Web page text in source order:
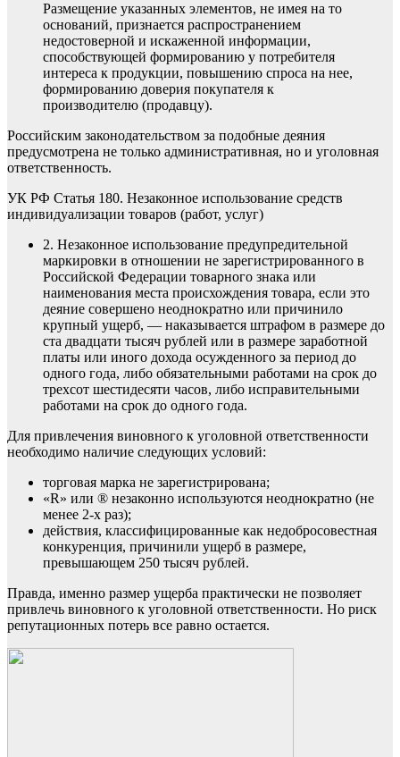
Размещение указанных элементов, не имея на то
оснований, признается распространением
недостоверной и искаженной информации,
способствующей формированию у потребителя
интереса к продукции, повышению спроса на нее,
формированию доверия покупателя к
производителю (продавцу).
Российским законодательством за подобные деяния
предусмотрена не только административная, но и уголовная
ответственность.
УК РФ Статья 180. Незаконное использование средств
индивидуализации товаров (работ, услуг)
2. Незаконное использование предупредительной
маркировки в отношении не зарегистрированного в
Российской Федерации товарного знака или
наименования места происхождения товара, если это
деяние совершено неоднократно или причинило
крупный ущерб, — наказывается штрафом в размере до
ста двадцати тысяч рублей или в размере заработной
платы или иного дохода осужденного за период до
одного года, либо обязательными работами на срок до
трехсот шестидесяти часов, либо исправительными
работами на срок до одного года.
Для привлечения виновного к уголовной ответственности
необходимо наличие следующих условий:
торговая марка не зарегистрирована;
«R» или ® незаконно используются неоднократно (не
менее 2-х раз);
действия, классифицированные как недобросовестная
конкуренция, причинили ущерб в размере,
превышающем 250 тысяч рублей.
Правда, именно размер ущерба практически не позволяет
привлечь виновного к уголовной ответственности. Но риск
репутационных потерь все равно остается.